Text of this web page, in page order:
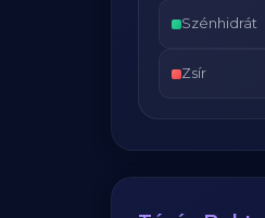
Szénhidrát
Zsír